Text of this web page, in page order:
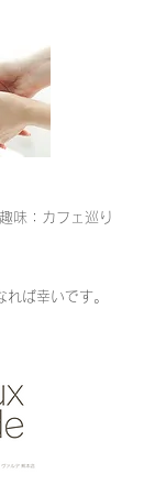
味：カフェ巡り
ば幸いです。